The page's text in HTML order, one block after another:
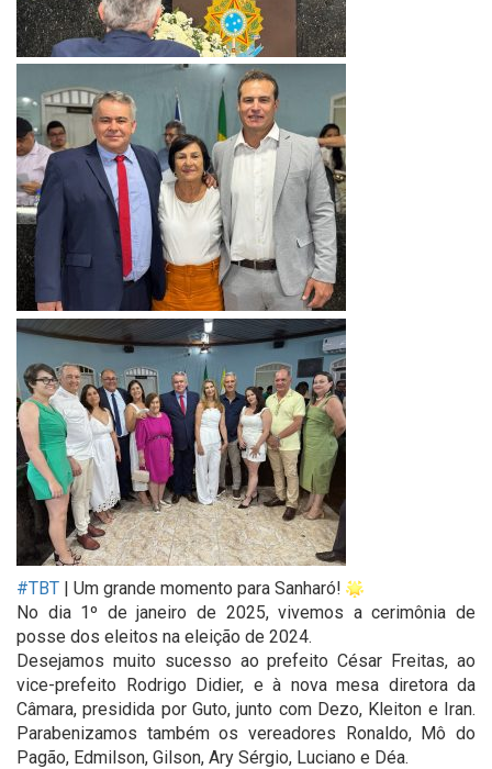
#TBT | Um grande momento para Sanharó!
No dia 1º de janeiro de 2025, vivemos a cerimônia de
posse dos eleitos na eleição de 2024.
Desejamos muito sucesso ao prefeito César Freitas, ao
vice-prefeito Rodrigo Didier, e à nova mesa diretora da
Câmara, presidida por Guto, junto com Dezo, Kleiton e Iran.
Parabenizamos também os vereadores Ronaldo, Mô do
Pagão, Edmilson, Gilson, Ary Sérgio, Luciano e Déa.